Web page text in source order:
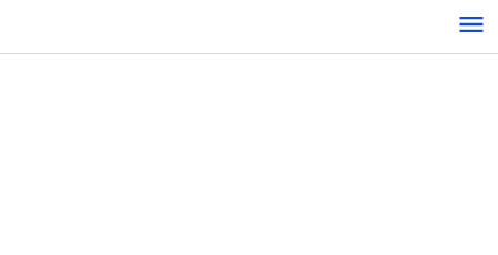
konten